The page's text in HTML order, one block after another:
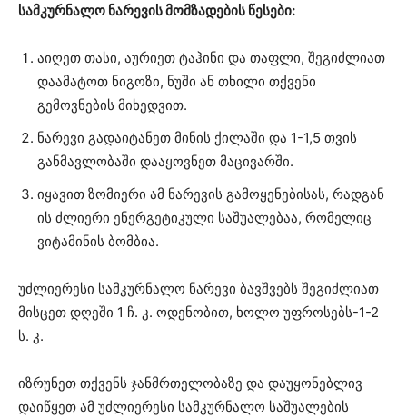
სამკურნალო ნარევის მომზადების წესები:
აიღეთ თასი, აურიეთ ტაჰინი და თაფლი, შეგიძლიათ
დაამატოთ ნიგოზი, ნუში ან თხილი თქვენი
გემოვნების მიხედვით.
ნარევი გადაიტანეთ მინის ქილაში და 1-1,5 თვის
განმავლობაში დააყოვნეთ მაცივარში.
იყავით ზომიერი ამ ნარევის გამოყენებისას, რადგან
ის ძლიერი ენერგეტიკული საშუალებაა, რომელიც
ვიტამინის ბომბია.
უძლიერესი სამკურნალო ნარევი ბავშვებს შეგიძლიათ
მისცეთ დღეში 1 ჩ. კ. ოდენობით, ხოლო უფროსებს-1-2
ს. კ.
იზრუნეთ თქვენს ჯანმრთელობაზე და დაუყონებლივ
დაიწყეთ ამ უძლიერესი სამკურნალო საშუალების